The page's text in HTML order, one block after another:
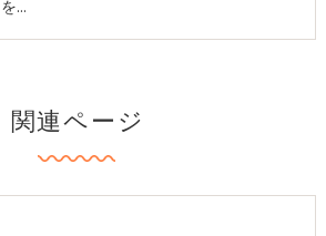
を…
関連ページ